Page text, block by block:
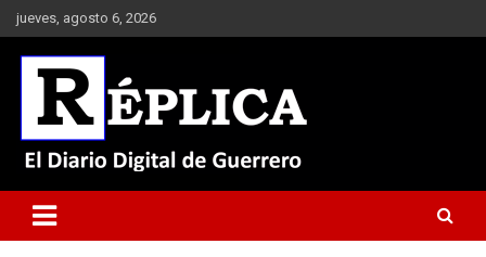
Saltar
al
contenido
jueves, agosto 6, 2026
Réplica